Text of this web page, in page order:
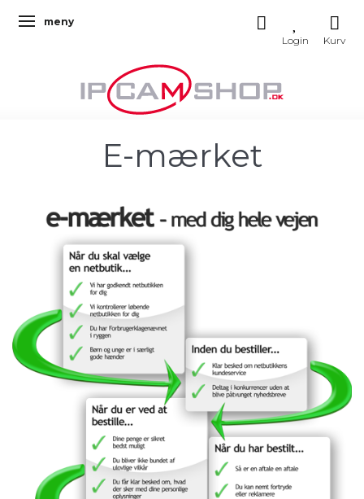
Ändra navigering
meny
E-mærket